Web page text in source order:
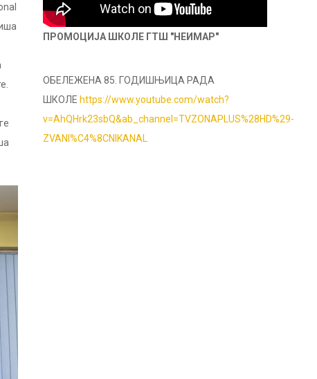
ПРОМОЦИЈА ШКОЛЕ ГТШ "НЕИМАР"
ОБЕЛЕЖЕНА 85. ГОДИШЊИЦА РАДА
ШКОЛЕ https://www.youtube.com/watch?
v=AhQHrk23sbQ&ab_channel=TVZONAPLUS%28HD%29-
ZVANI%C4%8CNIKANAL